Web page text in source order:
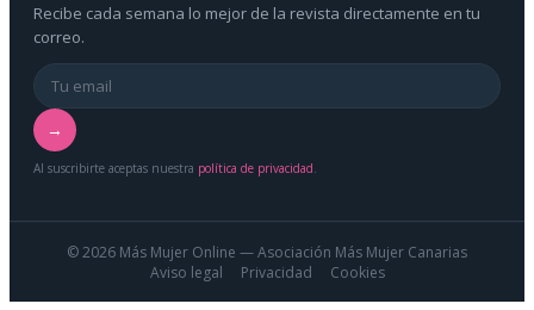
Recibe cada semana lo mejor de la revista directamente en tu
correo.
→
Al suscribirte aceptas nuestra política de privacidad
© 2026 Más Mujer Online — Asociación Más Mujer Canarias
Aviso legal
Privacidad Cookies